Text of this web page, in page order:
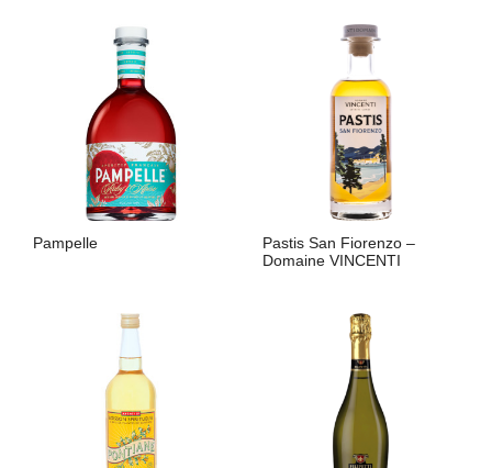
LIRE LA SUITE
Pampelle
Pastis San Fiorenzo –
Domaine VINCENTI
LIRE LA SUITE